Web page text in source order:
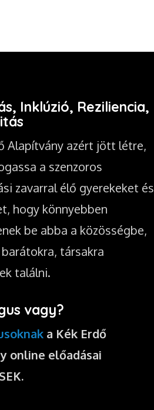
Inklúzió, Reziliencia,
Alapítvány azért jött létre,
a szenzoros
zavarral élő gyerekeket és
hogy könnyebben
be abba a közösségbe,
társakra
találni.
vagy?
a Kék Erdő
online előadásai